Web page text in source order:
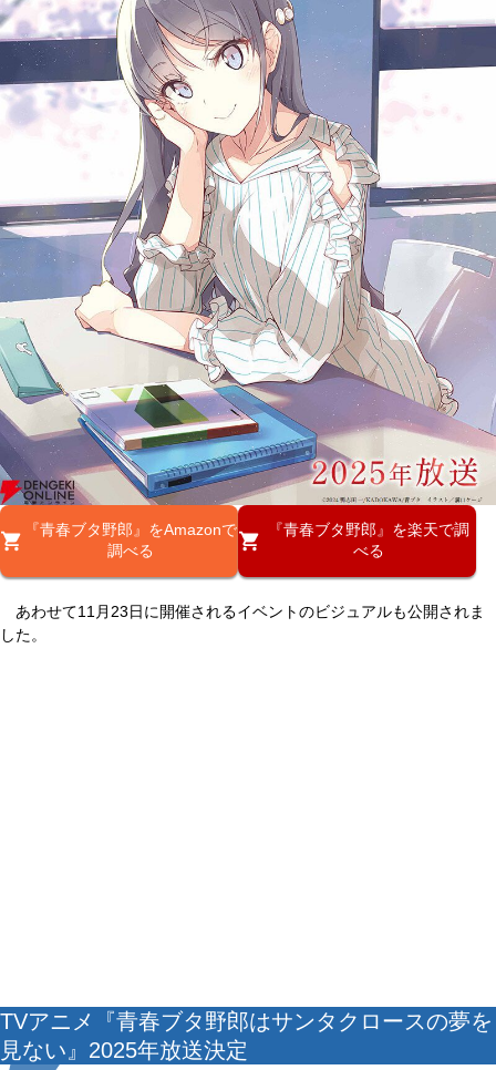
『青春ブタ野郎』をAmazonで
調べる
『青春ブタ野郎』を楽天で調
べる
あわせて11月23日に開催されるイベントのビジュアルも公開されま
した。
TVアニメ『青春ブタ野郎はサンタクロースの夢を
見ない』2025年放送決定